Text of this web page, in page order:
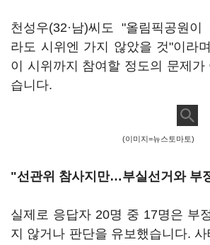
천성우(32·남)씨도 "올림픽공원이
라도 시위엔 가지 않았을 것"이라
이 시위까지 참여할 정도의 문제가
습니다.
(이미지=뉴스토마토)
"선관위 참사지만…부실선거와 부
실제로 응답자 20명 중 17명은 부
지 않거나 판단을 유보했습니다.